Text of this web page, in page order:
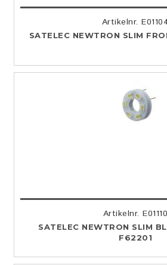
Artikelnr.
SATELEC NEWTRON SLIM
Artikelnr. E01110
SATELEC NEWTRON SLIM
F62201